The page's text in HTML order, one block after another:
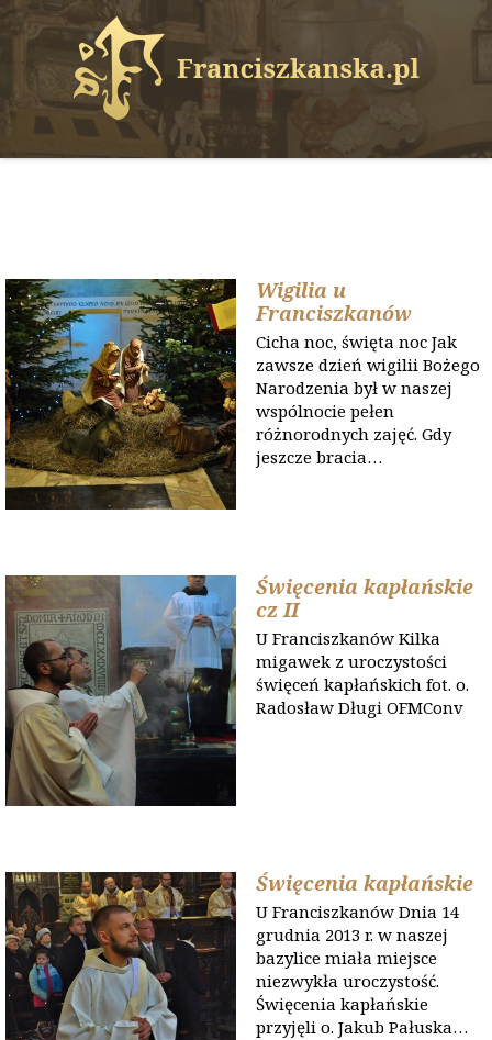
Wigilia u
Franciszkanów
Cicha noc, święta noc Jak
zawsze dzień wigilii Bożego
Narodzenia był w naszej
wspólnocie pełen
różnorodnych zajęć. Gdy
jeszcze bracia…
Święcenia kapłańskie
cz II
U Franciszkanów Kilka
migawek z uroczystości
święceń kapłańskich fot. o.
Radosław Długi OFMConv
Święcenia kapłańskie
U Franciszkanów Dnia 14
grudnia 2013 r. w naszej
bazylice miała miejsce
niezwykła uroczystość.
Święcenia kapłańskie
przyjęli o. Jakub Pałuska…